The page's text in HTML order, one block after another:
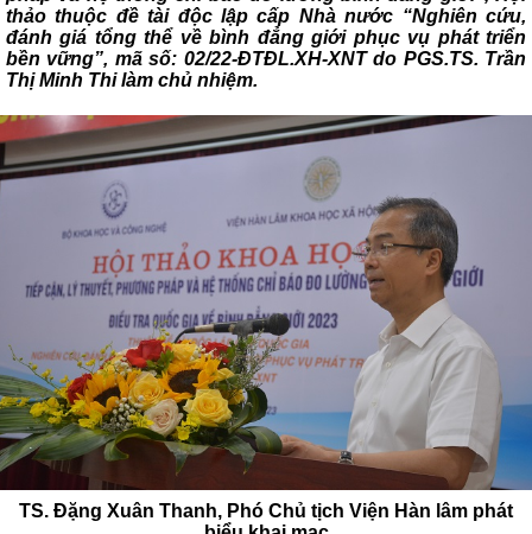
thảo thuộc đề tài độc lập cấp Nhà nước “Nghiên cứu,
đánh giá tổng thể về bình đẳng giới phục vụ phát triển
bền vững”, mã số: 02/22-ĐTĐL.XH-XNT do PGS.TS. Trần
Thị Minh Thi làm chủ nhiệm.
TS. Đặng Xuân Thanh, Phó Chủ tịch Viện Hàn lâm phát